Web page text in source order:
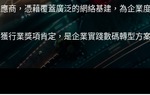
商， 憑藉覆蓋廣泛的網絡基建，為企業
行業獎項肯定，是企業實踐數碼轉型方